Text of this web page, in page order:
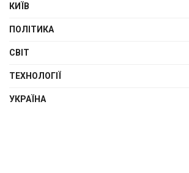
КИЇВ
ПОЛІТИКА
СВІТ
ТЕХНОЛОГІЇ
УКРАЇНА